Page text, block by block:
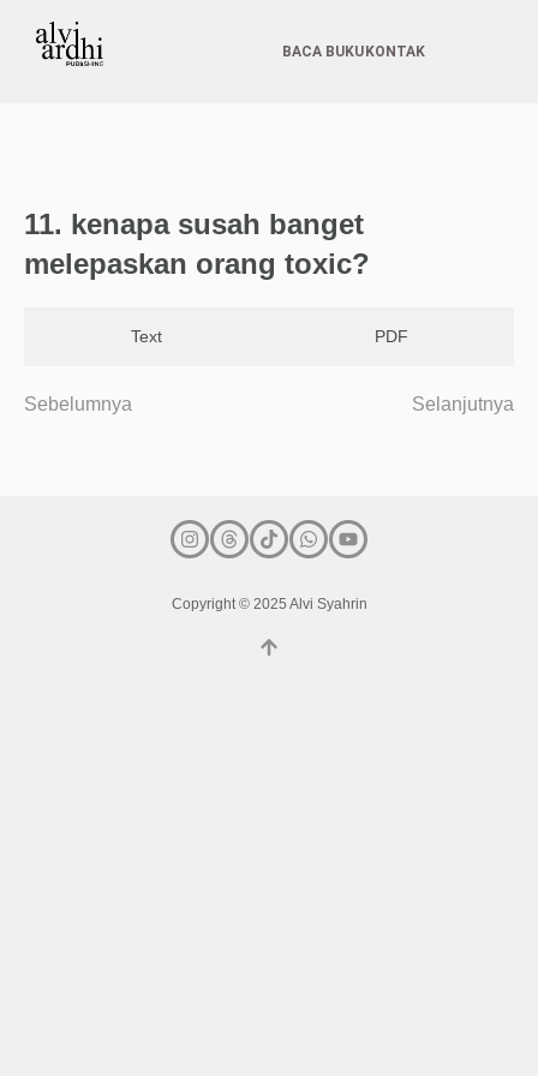
BACA BUKU KONTAK
11. kenapa susah banget
melepaskan orang toxic?
Text PDF
Sebelumnya Selanjutnya
Copyright © 2025 Alvi Syahrin